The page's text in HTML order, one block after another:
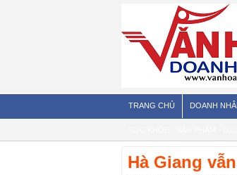
TRANG CHỦ DOANH
Hà Giang